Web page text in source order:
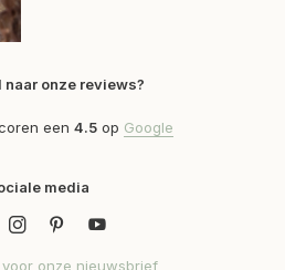
naar onze reviews?
een 4.5 op Google
media
onze nieuwsbrief